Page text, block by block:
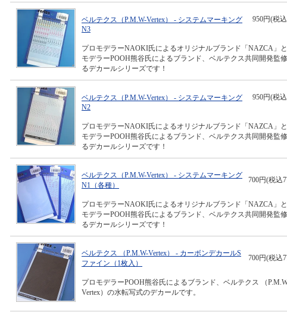
ベルテクス（P.M.W-Vertex） - システムマーキング
N3
950円(税
プロモデラーNAOKI氏によるオリジナルブランド「NAZCA」
モデラーPOOH熊谷氏によるブランド、ベルテクス共同開発監
るデカールシリーズです！
ベルテクス（P.M.W-Vertex） - システムマーキング
N2
950円(税
プロモデラーNAOKI氏によるオリジナルブランド「NAZCA」
モデラーPOOH熊谷氏によるブランド、ベルテクス共同開発監
るデカールシリーズです！
ベルテクス（P.M.W-Vertex） - システムマーキング
N1（各種）
700円(税込
プロモデラーNAOKI氏によるオリジナルブランド「NAZCA」
モデラーPOOH熊谷氏によるブランド、ベルテクス共同開発監
るデカールシリーズです！
ベルテクス （P.M.W-Vertex） - カーボンデカールS
ファイン（1枚入）
700円(税込
プロモデラーPOOH熊谷氏によるブランド、ベルテクス （
Vertex）の水転写式のデカールです。